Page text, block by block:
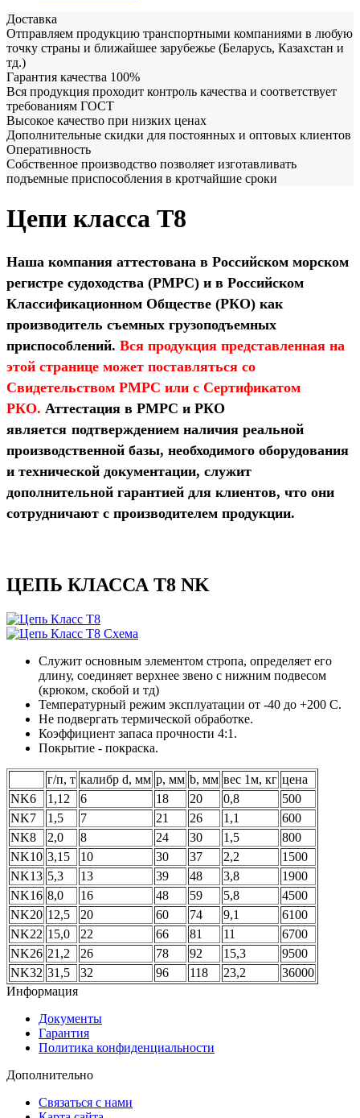
Доставка
Отправляем продукцию транспортными компаниями в любую
точку страны и ближайшее зарубежье (Беларусь, Казахстан и
тд.)
Гарантия качества 100%
Вся продукция проходит контроль качества и соответствует
требованиям ГОСТ
Высокое качество при низких ценах
Дополнительные скидки для постоянных и оптовых клиентов
Оперативность
Собственное производство позволяет изготавливать
подъемные приспособления в кротчайшие сроки
Цепи класса T8
Наша компания аттестована в Российском морском
регистре судоходства (РМРС) и в Российском
Классификационном Обществе (РКО) как
производитель съемных грузоподъемных
приспособлений. Вся продукция представленная на
этой странице может поставляться со
Свидетельством РМРС или с Сертификатом
РКО. Аттестация в РМРС и РКО
является подтверждением наличия реальной
производственной базы, необходимого оборудования
и технической документации, служит
дополнительной гарантией для клиентов, что они
сотрудничают с производителем продукции.
ЦЕПЬ КЛАССА Т8 NK
Служит основным элементом стропа, определяет его
длину, соединяет верхнее звено с нижним подвесом
(крюком, скобой и тд)
Температурный режим эксплуатации от -40 до +200 С.
Не подвергать термической обработке.
Коэффициент запаса прочности 4:1.
Покрытие - покраска.
г/п, т калибр d, мм р, мм b, мм вес 1м, кг цена
NK6
1,12 6 18 20 0,8
500
NK7
1,5 7 21 26 1,1
600
NK8
2,0 8 24 30 1,5
800
NK10 3,15 10 30 37 2,2
1500
NK13 5,3 13 39 48 3,8
1900
NK16 8,0 16 48 59 5,8
4500
NK20 12,5 20 60 74 9,1
6100
NK22 15,0 22 66 81 11
6700
NK26 21,2 26 78 92 15,3
9500
NK32 31,5 32 96 118 23,2
36000
Информация
Документы
Гарантия
Политика конфиденциальности
Дополнительно
Связаться с нами